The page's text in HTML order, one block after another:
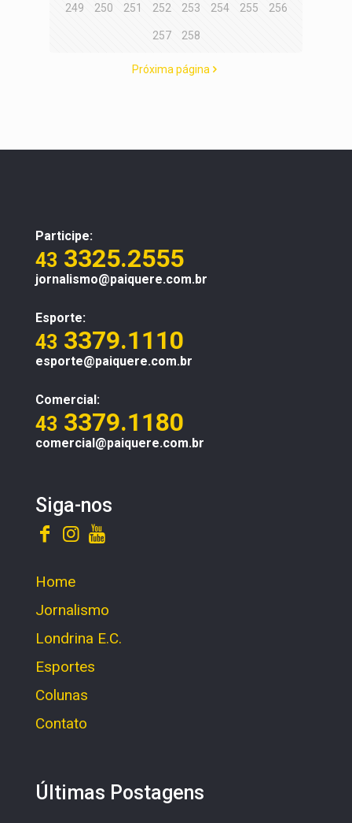
249 250 251 252 253 254 255 256
257 258
Próxima página
Participe:
43 3325.2555
jornalismo@paiquere.com.br
Esporte:
43 3379.1110
esporte@paiquere.com.br
Comercial:
43 3379.1180
comercial@paiquere.com.br
Siga-nos
Home
Jornalismo
Londrina E.C.
Esportes
Colunas
Contato
Últimas Postagens